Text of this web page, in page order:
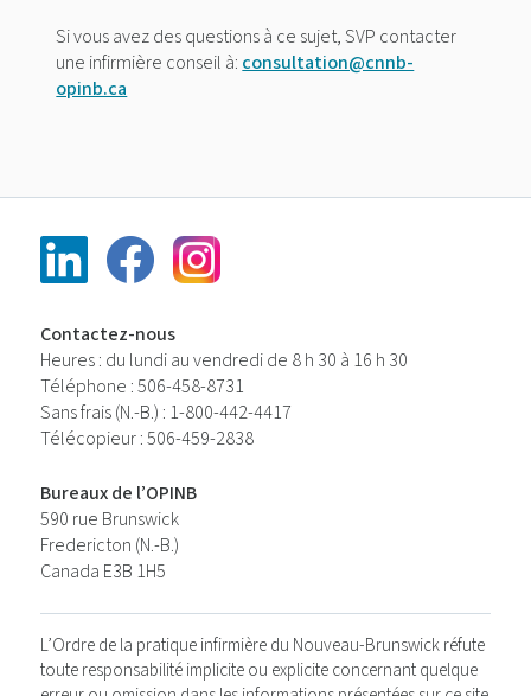
Si vous avez des questions à ce sujet, SVP contacter
une infirmière conseil à: consultation@cnnb-
opinb.ca
Contactez-nous
Heures : du lundi au vendredi de 8 h 30 à 16 h 30
Téléphone : 506-458-8731
Sans frais (N.-B.) : 1-800-442-4417
Télécopieur : 506-459-2838
Bureaux de l’OPINB
590 rue Brunswick
Fredericton (N.-B.)
Canada E3B 1H5
L’Ordre de la pratique infirmière du Nouveau-Brunswick réfute
toute responsabilité implicite ou explicite concernant quelque